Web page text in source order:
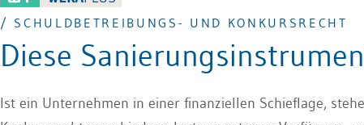
/ SCHULDBETREIBUNGS- UND KONKURSRECHT
Diese
Ist ein Unternehmen in einer finanziellen Schieflage,